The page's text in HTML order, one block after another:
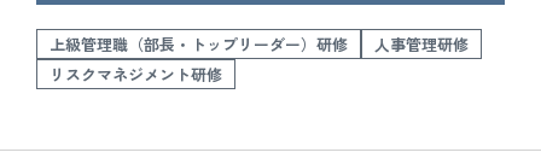
上級管理職（部長・トップリーダー）研修
人事管理研修
リスクマネジメント研修